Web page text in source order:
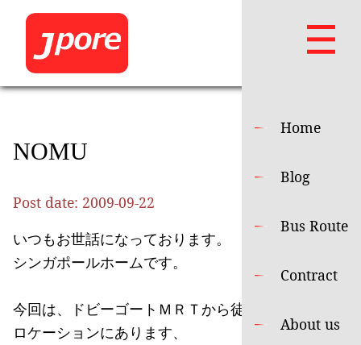
Home
Blog
Bus Route
Contract
About us
NOMU
Post date: 2009-09-22
いつもお世話になっております。
シンガポールホームです。
今回は、ドビーゴートＭＲＴから徒歩２分と抜群の
ロケーションにあります、